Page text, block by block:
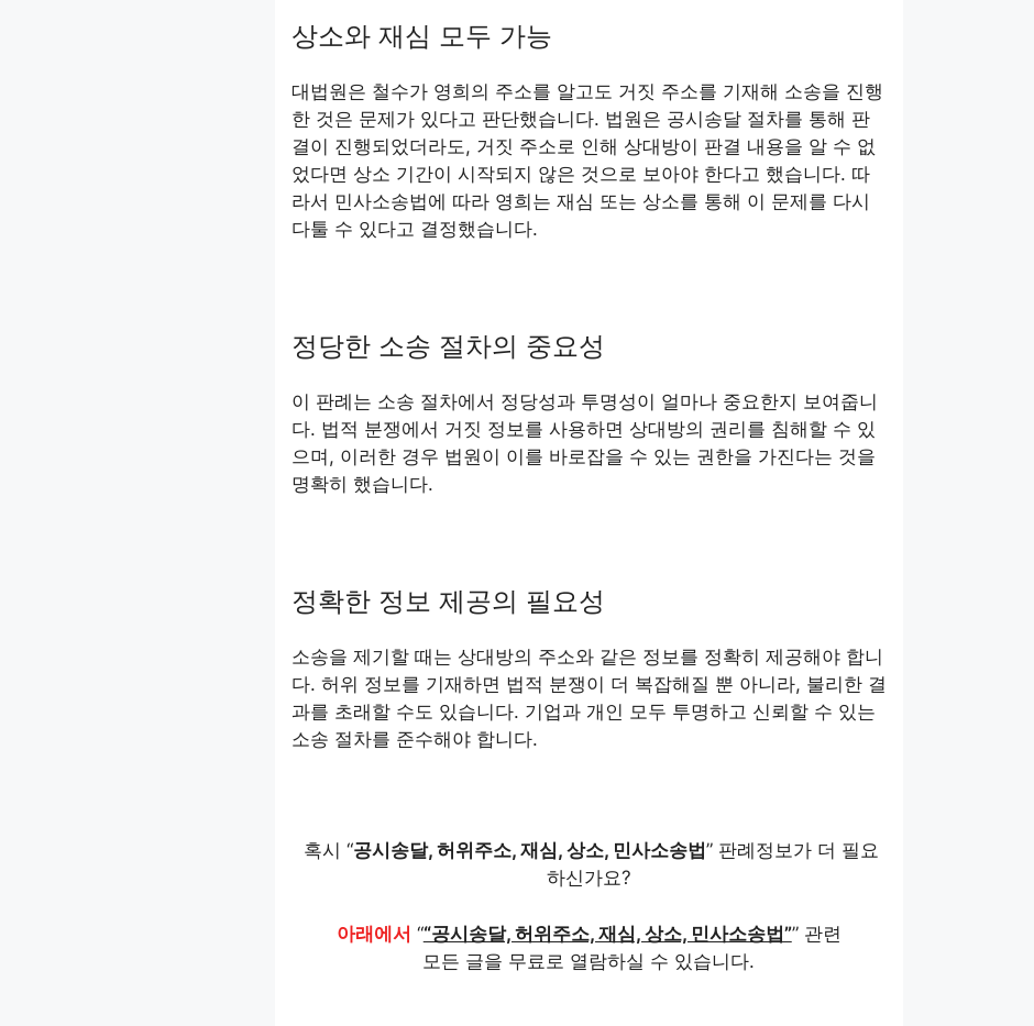
상소와 재심 모두 가능
대법원은 철수가 영희의 주소를 알고도 거짓 주소를 기재해 소송을 진행
한 것은 문제가 있다고 판단했습니다. 법원은 공시송달 절차를 통해 판
결이 진행되었더라도, 거짓 주소로 인해 상대방이 판결 내용을 알 수 없
었다면 상소 기간이 시작되지 않은 것으로 보아야 한다고 했습니다. 따
라서 민사소송법에 따라 영희는 재심 또는 상소를 통해 이 문제를 다시
다툴 수 있다고 결정했습니다.
정당한 소송 절차의 중요성
이 판례는 소송 절차에서 정당성과 투명성이 얼마나 중요한지 보여줍니
다. 법적 분쟁에서 거짓 정보를 사용하면 상대방의 권리를 침해할 수 있
으며, 이러한 경우 법원이 이를 바로잡을 수 있는 권한을 가진다는 것을
명확히 했습니다.
정확한 정보 제공의 필요성
소송을 제기할 때는 상대방의 주소와 같은 정보를 정확히 제공해야 합니
다. 허위 정보를 기재하면 법적 분쟁이 더 복잡해질 뿐 아니라, 불리한 결
과를 초래할 수도 있습니다. 기업과 개인 모두 투명하고 신뢰할 수 있는
소송 절차를 준수해야 합니다.
혹시 “공시송달, 허위주소, 재심, 상소, 민사소송법” 판례정보가 더 필요
하신가요?
아래에서 ““공시송달, 허위주소, 재심, 상소, 민사소송법”” 관련
모든 글을 무료로 열람하실 수 있습니다.